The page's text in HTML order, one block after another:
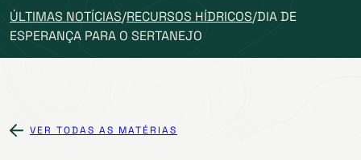
ÚLTIMAS NOTÍCIAS/RECURSOS HÍDRICOS/DIA DE
ESPERANÇA PARA O SERTANEJO
VER TODAS AS MATÉRIAS